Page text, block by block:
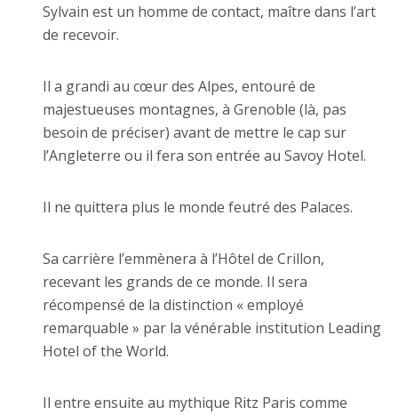
Sylvain est un homme de contact, maître dans l’art
de recevoir.
Il a grandi au cœur des Alpes, entouré de
majestueuses montagnes, à Grenoble (là, pas
besoin de préciser) avant de mettre le cap sur
l’Angleterre ou il fera son entrée au Savoy Hotel.
Il ne quittera plus le monde feutré des Palaces.
Sa carrière l’emmènera à l’Hôtel de Crillon,
recevant les grands de ce monde. Il sera
récompensé de la distinction « employé
remarquable » par la vénérable institution Leading
Hotel of the World.
Il entre ensuite au mythique Ritz Paris comme